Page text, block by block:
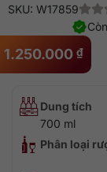
1.250.000 ₫
SKU: W17859
Dung tích
700 ml
Phân loại